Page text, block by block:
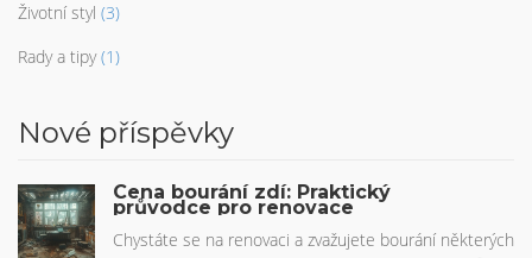
Životní styl (3)
Rady a tipy (1)
Nové příspěvky
Cena bourání zdí: Praktický
průvodce pro renovace
Chystáte se na renovaci a zvažujete bourání některých